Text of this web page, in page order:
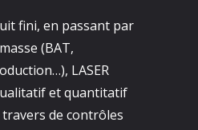
fini, en passant par
(BAT,
LASER
et quantitatif
de contrôles